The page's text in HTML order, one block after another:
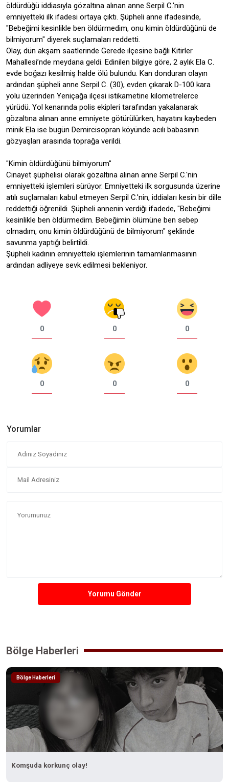
öldürdüğü iddiasıyla gözaltına alınan anne Serpil C.'nin
emniyetteki ilk ifadesi ortaya çıktı. Şüpheli anne ifadesinde,
"Bebeğimi kesinlikle ben öldürmedim, onu kimin öldürdüğünü de
bilmiyorum" diyerek suçlamaları reddetti.
Olay, dün akşam saatlerinde Gerede ilçesine bağlı Kitirler
Mahallesi’nde meydana geldi. Edinilen bilgiye göre, 2 aylık Ela C.
evde boğazı kesilmiş halde ölü bulundu. Kan donduran olayın
ardından şüpheli anne Serpil C. (30), evden çıkarak D-100 kara
yolu üzerinden Yeniçağa ilçesi istikametine kilometrelerce
yürüdü. Yol kenarında polis ekipleri tarafından yakalanarak
gözaltına alınan anne emniyete götürülürken, hayatını kaybeden
minik Ela ise bugün Demircisopran köyünde acılı babasının
gözyaşları arasında toprağa verildi.
"Kimin öldürdüğünü bilmiyorum"
Cinayet şüphelisi olarak gözaltına alınan anne Serpil C.'nin
emniyetteki işlemleri sürüyor. Emniyetteki ilk sorgusunda üzerine
atılı suçlamaları kabul etmeyen Serpil C.'nin, iddiaları kesin bir dille
reddettiği öğrenildi. Şüpheli annenin verdiği ifadede, "Bebeğimi
kesinlikle ben öldürmedim. Bebeğimin ölümüne ben sebep
olmadım, onu kimin öldürdüğünü de bilmiyorum" şeklinde
savunma yaptığı belirtildi.
Şüpheli kadının emniyetteki işlemlerinin tamamlanmasının
ardından adliyeye sevk edilmesi bekleniyor.
0 0 0
0 0 0
Yorumlar
Yorumu Gönder
Bölge Haberleri
Bölge Haberleri
Komşuda korkunç olay!